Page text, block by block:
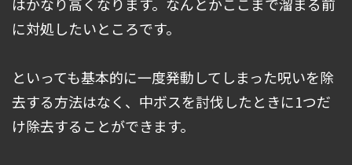
に対処したいところです。
といっても基本的に一度発動してしまった呪いを除
去する方法はなく、中ボスを討伐したときに1つだ
け除去することができます。